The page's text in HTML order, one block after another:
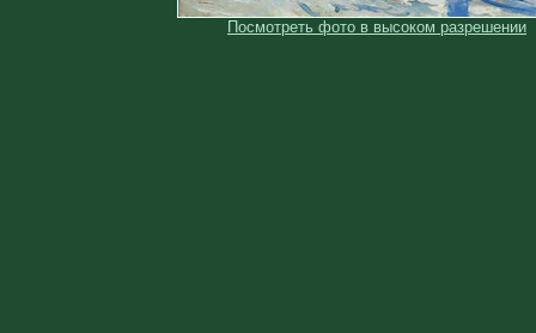
Посмотреть фото в высоком разрешении